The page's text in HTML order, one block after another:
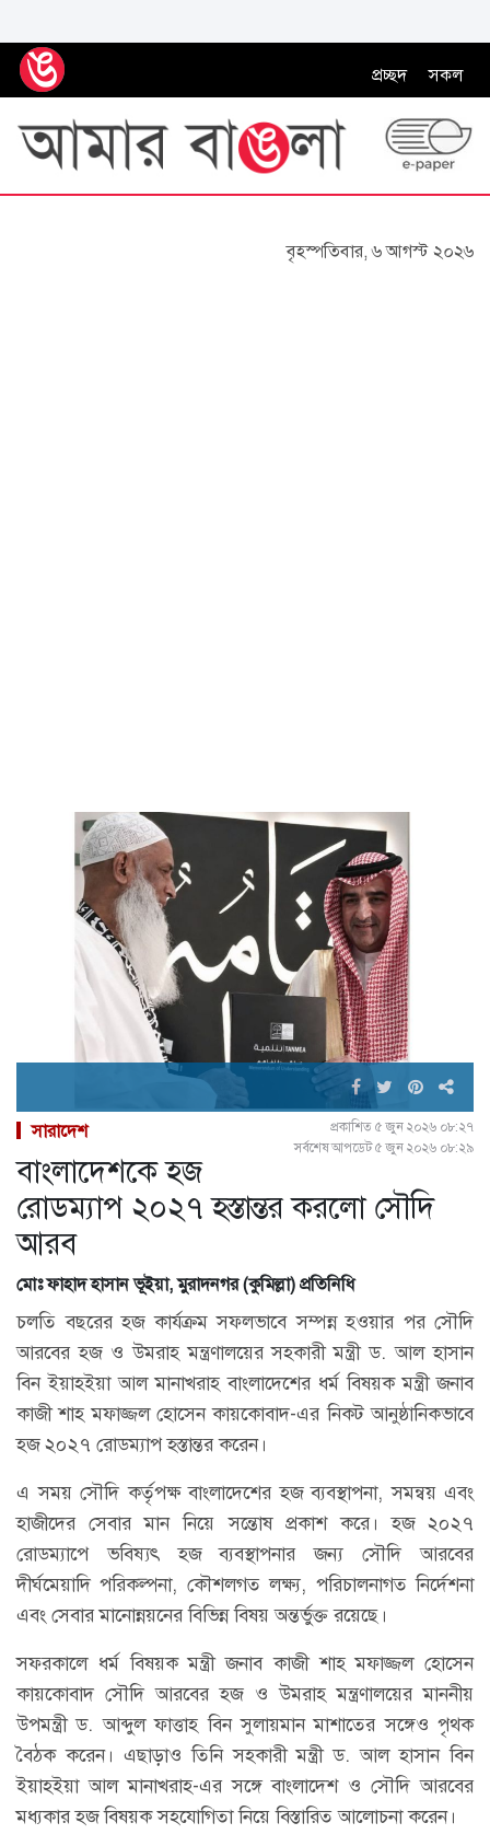
প্রচ্ছদ সকল
বৃহস্পতিবার, ৬ আগস্ট ২০২৬
সারাদেশ
প্রকাশিত ৫ জুন ২০২৬ ০৮:২৭
সর্বশেষ আপডেট ৫ জুন ২০২৬ ০৮:২৯
বাংলাদেশকে হজ
রোডম্যাপ ২০২৭ হস্তান্তর করলো সৌদি
আরব
মোঃ ফাহাদ হাসান ভূইয়া, মুরাদনগর (কুমিল্লা) প্রতিনিধি
চলতি বছরের হজ কার্যক্রম সফলভাবে সম্পন্ন হওয়ার পর সৌদি
আরবের হজ ও উমরাহ মন্ত্রণালয়ের সহকারী মন্ত্রী ড. আল হাসান
বিন ইয়াহইয়া আল মানাখরাহ বাংলাদেশের ধর্ম বিষয়ক মন্ত্রী জনাব
কাজী শাহ মফাজ্জল হোসেন কায়কোবাদ-এর নিকট আনুষ্ঠানিকভাবে
হজ ২০২৭ রোডম্যাপ হস্তান্তর করেন।
এ সময় সৌদি কর্তৃপক্ষ বাংলাদেশের হজ ব্যবস্থাপনা, সমন্বয় এবং
হাজীদের সেবার মান নিয়ে সন্তোষ প্রকাশ করে। হজ ২০২৭
রোডম্যাপে ভবিষ্যৎ হজ ব্যবস্থাপনার জন্য সৌদি আরবের
দীর্ঘমেয়াদি পরিকল্পনা, কৌশলগত লক্ষ্য, পরিচালনাগত নির্দেশনা
এবং সেবার মানোন্নয়নের বিভিন্ন বিষয় অন্তর্ভুক্ত রয়েছে।
সফরকালে ধর্ম বিষয়ক মন্ত্রী জনাব কাজী শাহ মফাজ্জল হোসেন
কায়কোবাদ সৌদি আরবের হজ ও উমরাহ মন্ত্রণালয়ের মাননীয়
উপমন্ত্রী ড. আব্দুল ফাত্তাহ বিন সুলায়মান মাশাতের সঙ্গেও পৃথক
বৈঠক করেন। এছাড়াও তিনি সহকারী মন্ত্রী ড. আল হাসান বিন
ইয়াহইয়া আল মানাখরাহ-এর সঙ্গে বাংলাদেশ ও সৌদি আরবের
মধ্যকার হজ বিষয়ক সহযোগিতা নিয়ে বিস্তারিত আলোচনা করেন।